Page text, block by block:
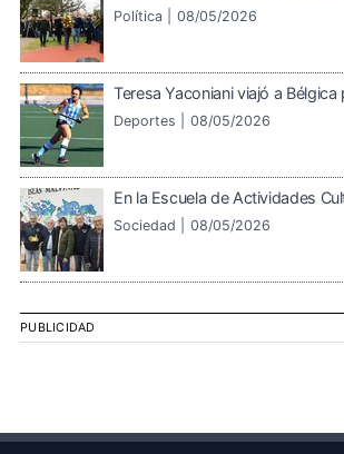
Política | 08/05/2026
Teresa Yaconiani viajó a Bélgica
Deportes | 08/05/2026
En la Escuela de Actividades
Sociedad | 08/05/2026
PUBLICIDAD